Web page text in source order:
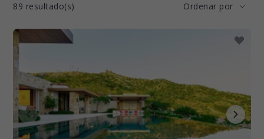
89 resultado(s) Ordenar por